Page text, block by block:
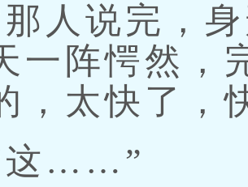
人说完，
一阵愕然，
，太快了，
……”